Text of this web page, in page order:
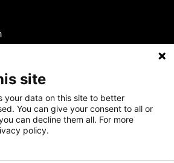
site
your data on this site to better
You can give your consent to all or
can decline them all. For more
policy.